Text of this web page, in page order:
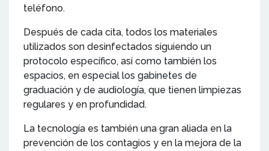
teléfono.
Después de cada cita, todos los materiales
utilizados son desinfectados siguiendo un
protocolo específico, así como también los
espacios, en especial los gabinetes de
graduación y de audiología, que tienen limpiezas
regulares y en profundidad.
La tecnología es también una gran aliada en la
prevención de los contagios y en la mejora de la